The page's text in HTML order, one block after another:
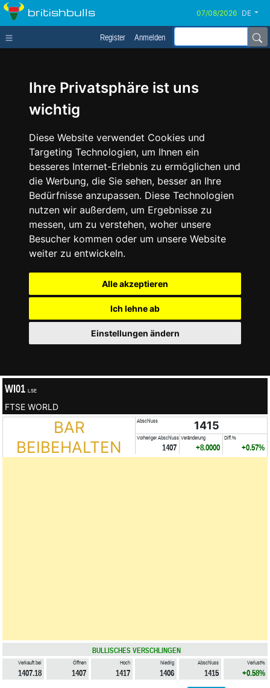
Ihre Privatsphäre ist uns
wichtig
Diese Website verwendet Cookies und
Targeting Technologien, um Ihnen ein
besseres Internet-Erlebnis zu ermöglichen und
die Werbung, die Sie sehen, besser an Ihre
Bedürfnisse anzupassen. Diese Technologien
nutzen wir außerdem, um Ergebnisse zu
messen, um zu verstehen, woher unsere
Besucher kommen oder um unsere Website
weiter zu entwickeln.
Alle akzeptieren
Ich lehne ab
Einstellungen ändern
britishbulls DE
Register Anmelden
WI01 LSE
FTSE WORLD
BAR
BEIBEHALTEN
Abschluss 1415
Vorheriger Abschluss
1407
Veränderung
+8.0000
Diff.%
+0.57%
BULLISCHES VERSCHLINGEN
Verkauft bei
1407.18
Öffnen
1407
Hoch
1417
Niedrig
1406
Abschluss
1415
Verlust%
+0.58%